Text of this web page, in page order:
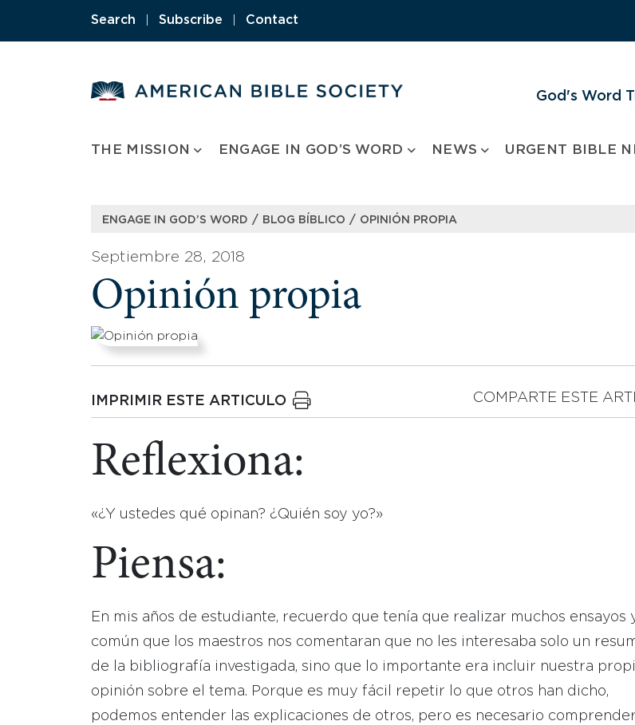
Search Subscribe Contact
God's Word
THE MISSION ENGAGE IN GOD’S WORD NEWS URGENT BIBLE
ENGAGE IN GOD’S WORD / BLOG BÍBLICO / OPINIÓN PROPIA
Septiembre 28, 2018
Opinión propia
IMPRIMIR ESTE ARTICULO COMPARTE ESTE
Reflexiona:
«¿Y ustedes qué opinan? ¿Quién soy yo?»
Piensa:
En mis años de estudiante, recuerdo que tenía que realizar muchos ensayos
común que los maestros nos comentaran que no les interesaba solo un
de la bibliografía investigada, sino que lo importante era incluir nuestra
opinión sobre el tema. Porque es muy fácil repetir lo que otros han dicho,
podemos entender las explicaciones de otros, pero es necesario